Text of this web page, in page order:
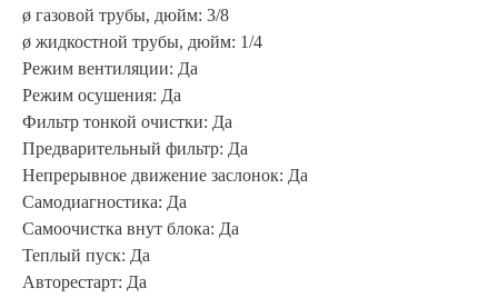
ø газовой трубы, дюйм: 3/8
ø жидкостной трубы, дюйм: 1/4
Режим вентиляции: Да
Режим осушения: Да
Фильтр тонкой очистки: Да
Предварительный фильтр: Да
Непрерывное движение заслонок: Да
Самодиагностика: Да
Самоочистка внут блока: Да
Теплый пуск: Да
Авторестарт: Да